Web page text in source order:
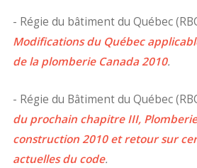
- Régie du bâtiment du Québec
Modifications du Québec
de la plomberie Canada 2010.
- Régie du Bâtiment du Québec
du prochain chapitre III,
construction 2010 et retour sur
actuelles du code.